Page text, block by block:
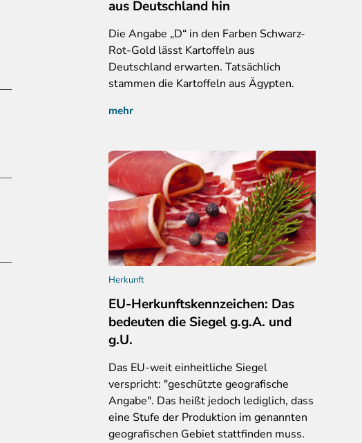
aus Deutschland hin
Die Angabe „D“ in den Farben Schwarz-
Rot-Gold lässt Kartoffeln aus
Deutschland erwarten. Tatsächlich
stammen die Kartoffeln aus Ägypten.
mehr
Herkunft
EU-Herkunftskennzeichen: Das
bedeuten die Siegel g.g.A. und
g.U.
Das EU-weit einheitliche Siegel
verspricht: "geschützte geografische
Angabe". Das heißt jedoch lediglich, dass
eine Stufe der Produktion im genannten
geografischen Gebiet stattfinden muss.